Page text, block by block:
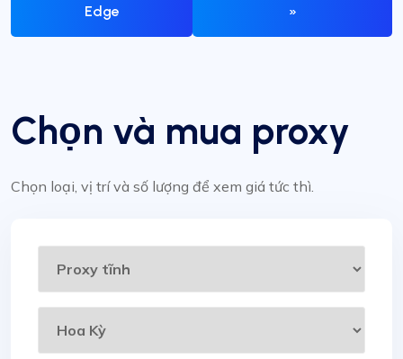
Edge
»
Chọn và mua proxy
Chọn loại, vị trí và số lượng để xem giá tức thì.